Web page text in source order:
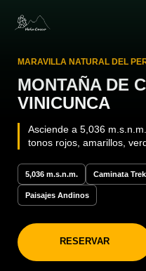
MARAVILLA NATURAL DEL
MONTAÑA DE
VINICUNCA
Asciende a 5,036
tonos rojos, amarillos,
5,036 m.s.n.m. Caminata
Paisajes Andinos
RESERVAR